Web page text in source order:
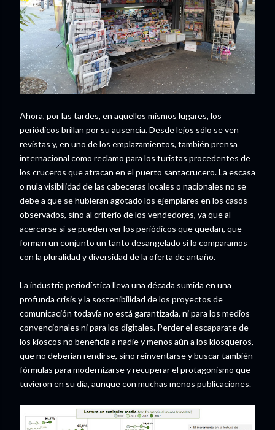
Ahora, por las tardes, en aquellos mismos lugares, los
periódicos brillan por su ausencia. Desde lejos sólo se ven
revistas y, en uno de los emplazamientos, también prensa
internacional como reclamo para los turistas procedentes de
los cruceros que atracan en el puerto santacrucero. La escasa
o nula visibilidad de las cabeceras locales o nacionales no se
debe a que se hubieran agotado los ejemplares en los casos
observados, sino al criterio de los vendedores, ya que al
acercarse sí se pueden ver los periódicos que quedan, que
forman un conjunto un tanto desangelado si lo comparamos
con la pluralidad y diversidad de la oferta de antaño.
La industria periodística lleva una década sumida en una
profunda crisis y la sostenibilidad de los proyectos de
comunicación todavía no está garantizada, ni para los medios
convencionales ni para los digitales. Perder el escaparate de
los kioscos no beneficia a nadie y menos aún a los kiosqueros,
que no deberían rendirse, sino reinventarse y buscar también
fórmulas para modernizarse y recuperar el protagonismo que
tuvieron en su día, aunque con muchas menos publicaciones.